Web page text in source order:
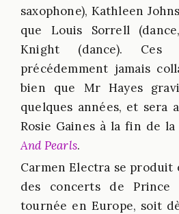
saxophone), Kathleen
que Louis Sorrell
Knight (dance). Ces
précédemment jamais
bien que Mr Hayes
quelques années, et sera
Rosie Gaines à la fin de
And Pearls.
Carmen Electra se
des concerts de
tournée en Europe, soit